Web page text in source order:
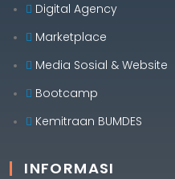
Digital Agency
Marketplace
Media Sosial & Website
Bootcamp
Kemitraan BUMDES
INFORMASI